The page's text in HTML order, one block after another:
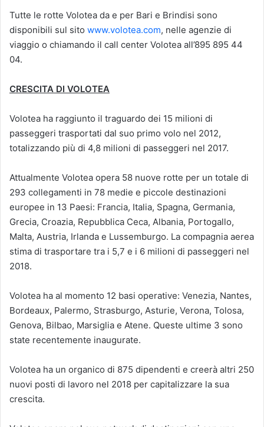
Tutte le rotte Volotea da e per Bari e Brindisi sono
disponibili sul sito www.volotea.com, nelle agenzie di
viaggio o chiamando il call center Volotea all’895 895 44
04.
CRESCITA DI VOLOTEA
Volotea ha raggiunto il traguardo dei 15 milioni di
passeggeri trasportati dal suo primo volo nel 2012,
totalizzando più di 4,8 milioni di passeggeri nel 2017.
Attualmente Volotea opera 58 nuove rotte per un totale di
293 collegamenti in 78 medie e piccole destinazioni
europee in 13 Paesi: Francia, Italia, Spagna, Germania,
Grecia, Croazia, Repubblica Ceca, Albania, Portogallo,
Malta, Austria, Irlanda e Lussemburgo. La compagnia aerea
stima di trasportare tra i 5,7 e i 6 milioni di passeggeri nel
2018.
Volotea ha al momento 12 basi operative: Venezia, Nantes,
Bordeaux, Palermo, Strasburgo, Asturie, Verona, Tolosa,
Genova, Bilbao, Marsiglia e Atene. Queste ultime 3 sono
state recentemente inaugurate.
Volotea ha un organico di 875 dipendenti e creerà altri 250
nuovi posti di lavoro nel 2018 per capitalizzare la sua
crescita.